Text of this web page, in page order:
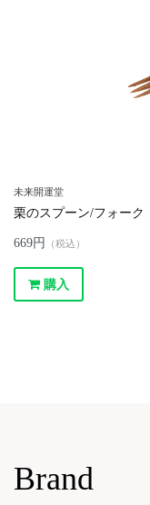
未来開運堂
栗のスプーン/フォーク
669円 （税込）
購入
Brand